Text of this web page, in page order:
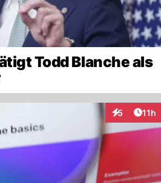
Todd Blanche als
5 11h